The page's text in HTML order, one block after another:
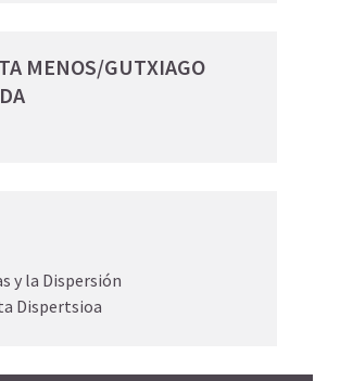
MENOS/GUTXIAGO
y la Dispersión
Dispertsioa